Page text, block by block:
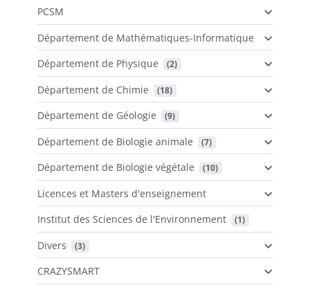
PCSM
Département de Mathématiques-Informatique
Département de Physique
(2)
Département de Chimie (18)
Département de Géologie (9)
Département de Biologie animale (7)
Département de Biologie végétale (10)
Licences et Masters d'enseignement
Institut des Sciences de l'Environnement
(1)
Divers (3)
CRAZYSMART